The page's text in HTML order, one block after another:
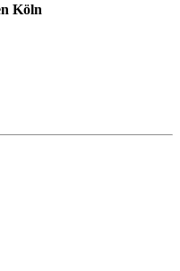
Köln